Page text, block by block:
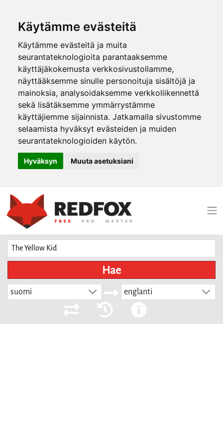
Käytämme evästeitä
Käytämme evästeitä ja muita
seurantateknologioita parantaaksemme
käyttäjäkokemusta verkkosivustollamme,
näyttääksemme sinulle personoituja sisältöjä ja
mainoksia, analysoidaksemme verkkoliikennettä
sekä lisätäksemme ymmärrystämme
käyttäjiemme sijainnista. Jatkamalla sivustomme
selaamista hyväksyt evästeiden ja muiden
seurantateknologioiden käytön.
Hyväksyn Muuta asetuksiani
Hae
suomi englanti